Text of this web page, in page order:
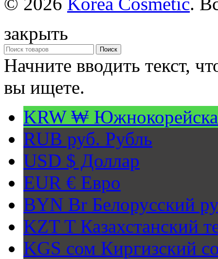
закрыть
Поиск
Начните вводить текст,
вы ищете.
KRW ₩
RUB руб. Рубль
USD $ Доллар
EUR € Евро
BYN Br Белорусский
KZT TКазахстанский
KGS сом Киргизский